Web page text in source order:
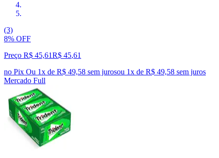
(3)
8% OFF
Preço R$ 45,61R$ 45,61
no Pix Ou 1x de R$ 49,58 sem jurosou 1x de R$ 49,58 sem juros
Mercado Full